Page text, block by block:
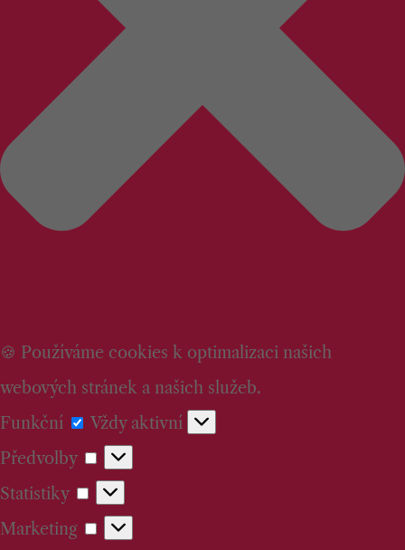
🍪 Používáme cookies k optimalizaci našich
webových stránek a našich služeb.
Funkční
Funkční
Vždy aktivní
Předvolby
Předvolby
Statistiky
Statistiky
Marketing
Marketing